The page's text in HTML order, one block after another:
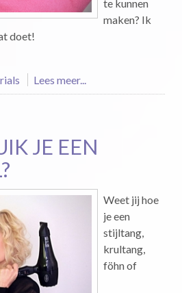
te kunnen
maken? Ik
doet!
Lees meer...
JE EEN
Weet jij hoe
je een
stijltang,
krultang,
föhn of